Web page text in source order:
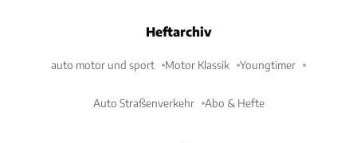
Heftarchiv
auto motor und sport Motor Klassik Youngtimer
Auto Straßenverkehr Abo & Hefte